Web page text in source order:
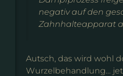
negativ auf den
Zahnhalteapparat
Autsch, das wird wohl
Wurzelbehandlung…